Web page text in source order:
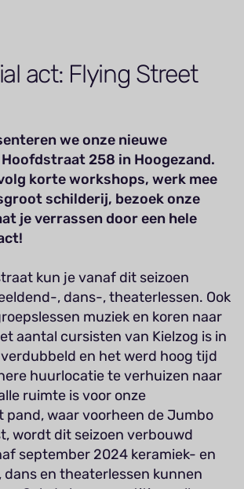
act: Flying Street
we onze nieuwe
258 in Hoogezand.
korte workshops, werk mee
schilderij, bezoek onze
je verrassen door een hele
kun je vanaf dit seizoen
, dans-, theaterlessen. Ook
muziek en koren naar
aantal cursisten van Kielzog is in
en het werd hoog tijd
huurlocatie te verhuizen naar
ruimte is voor onze
pand, waar voorheen de Jumbo
wordt dit seizoen verbouwd
september 2024 keramiek- en
dans en theaterlessen kunnen